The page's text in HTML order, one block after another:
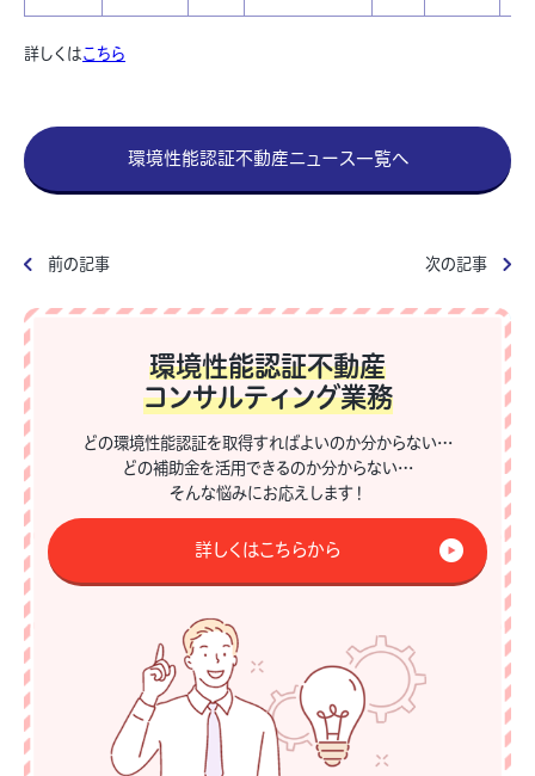
詳しくはこちら
環境性能認証不動産ニュース一覧へ
前の記事 次の記事
環境性能認証不動産
コンサルティング業務
どの環境性能認証を取得すればよいのか分からない…
どの補助金を活用できるのか分からない…
そんな悩みにお応えします！
詳しくはこちらから